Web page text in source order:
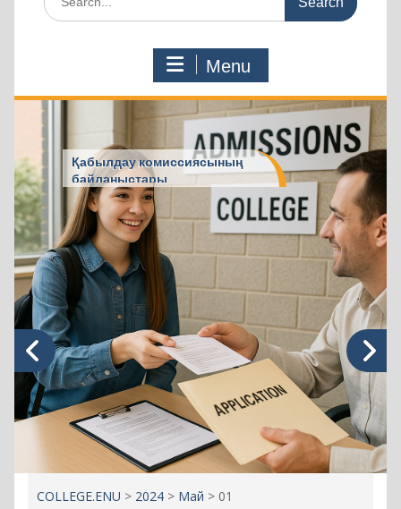
for:
Menu
Қабылдау комиссиясының
байланыстары
COLLEGE.ENU > 2024> Май > 01